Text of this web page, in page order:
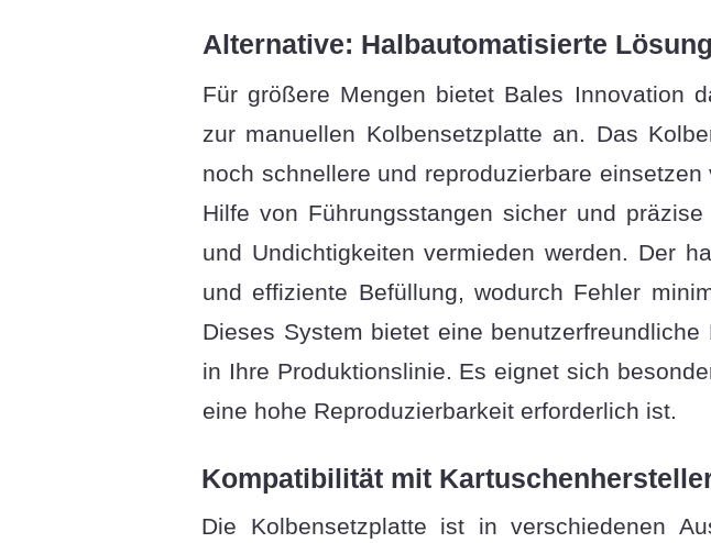
Alternative: Halbautomatisierte
Für größere Mengen bietet Bales Innovation
zur manuellen Kolbensetzplatte an. Das
noch schnellere und reproduzierbare
Hilfe von Führungsstangen sicher und
und Undichtigkeiten vermieden werden. Der
und effiziente Befüllung, wodurch Fehler
Dieses System bietet eine
in Ihre Produktionslinie. Es eignet sich
eine hohe Reproduzierbarkeit erforderlich ist.
Kompatibilität mit
Die Kolbensetzplatte ist in verschiedenen